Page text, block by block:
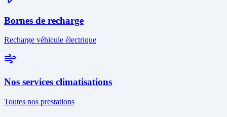
Bornes de recharge
Recharge véhicule électrique
Nos services climatisations
Toutes nos prestations